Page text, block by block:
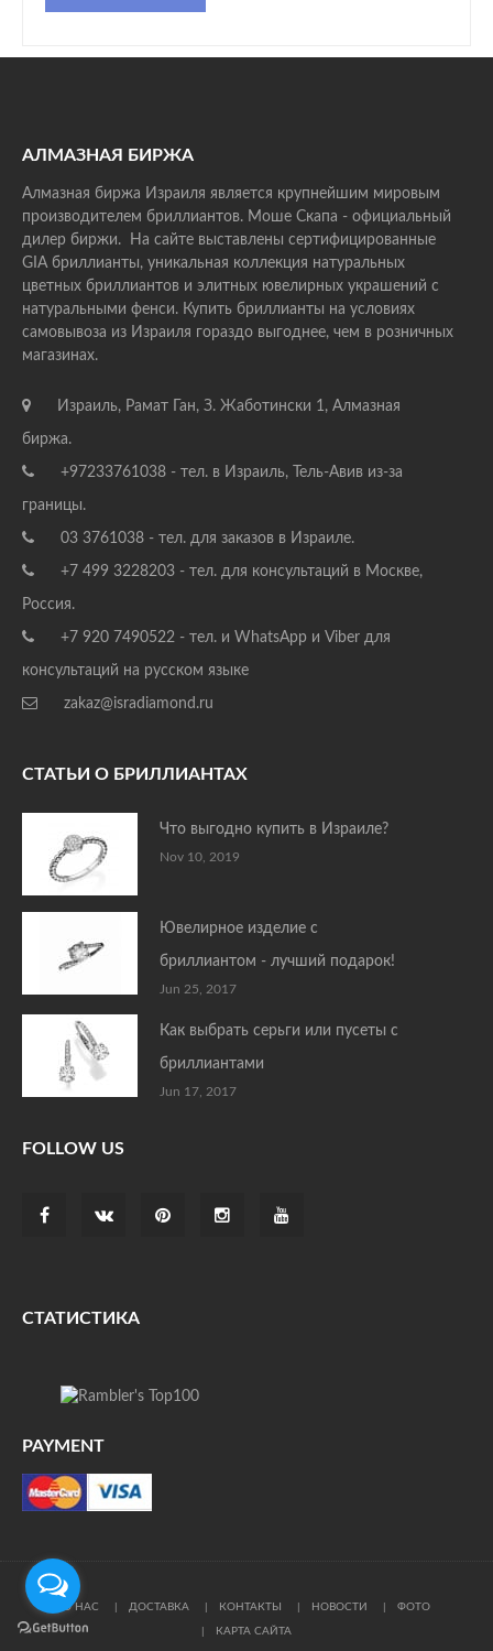
АЛМАЗНАЯ БИРЖА
Алмазная биржа Израиля является крупнейшим мировым
производителем бриллиантов. Моше Скапа - официальный
дилер биржи. На сайте выставлены сертифицированные
GIA бриллианты, уникальная коллекция натуральных
цветных бриллиантов и элитных ювелирных украшений с
натуральными фенси. Купить бриллианты на условиях
самовывоза из Израиля гораздо выгоднее, чем в розничных
магазинах.
Израиль, Рамат Ган, З. Жаботински 1, Алмазная
биржа.
+97233761038 - тел. в Израиль, Тель-Авив из-за
границы.
03 3761038 - тел. для заказов в Израиле.
+7 499 3228203 - тел. для консультаций в Москве,
Россия.
+7 920 7490522 - тел. и WhatsApp и Viber для
консультаций на русском языке
zakaz@isradiamond.ru
СТАТЬИ О БРИЛЛИАНТАХ
Что выгодно купить в Израиле?
Nov 10, 2019
Ювелирное изделие с
бриллиантом - лучший подарок!
Jun 25, 2017
Как выбрать серьги или пусеты с
бриллиантами
Jun 17, 2017
FOLLOW US
СТАТИСТИКА
PAYMENT
О НАС ДОСТАВКА КОНТАКТЫ НОВОСТИ ФОТО
КАРТА САЙТА